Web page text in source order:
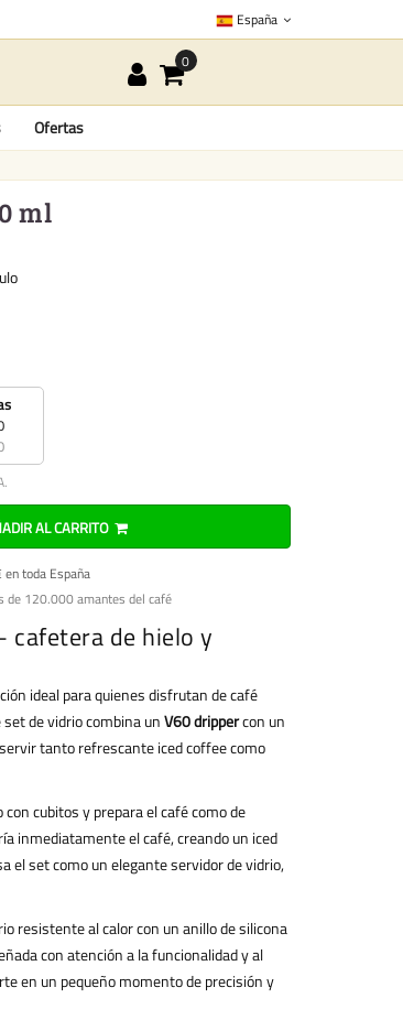
España
Ofertas
ml
AL CARRITO
toda España
de 120.000 amantes del café
cafetera de hielo y
ideal para quienes disfrutan de café
de vidrio combina unV60 drippercon un
tanto refrescante iced coffee como
cubitos y prepara el café como de
inmediatamente el café, creando un iced
el set como un elegante servidor de vidrio,
resistente al calor con un anillo de silicona
con atención a la funcionalidad y al
en un pequeño momento de precisión y